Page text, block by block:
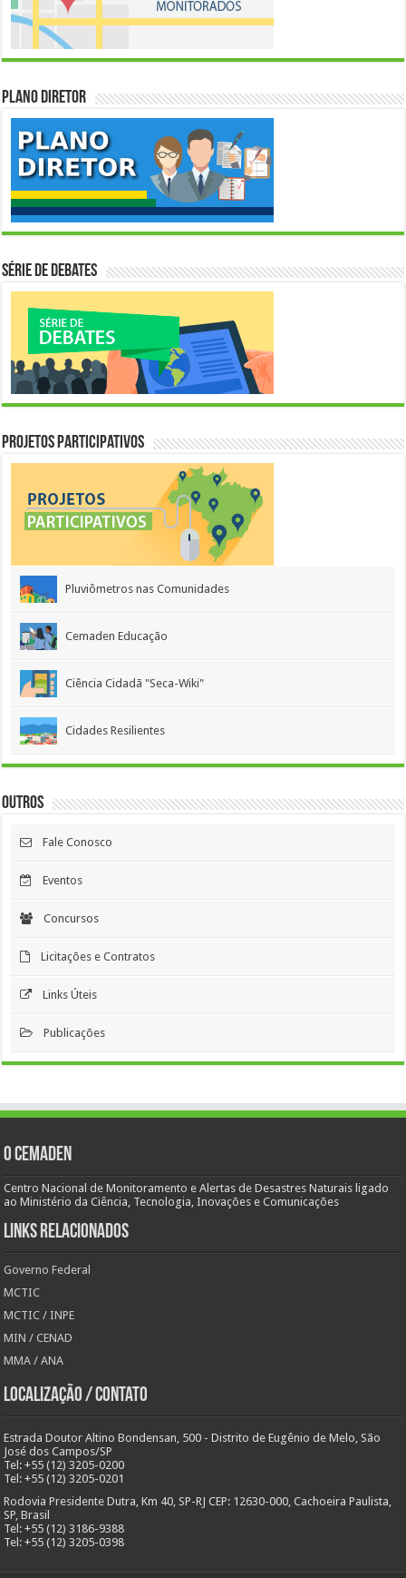
Plano Diretor
Série de Debates
Projetos Participativos
Pluviômetros nas Comunidades
Cemaden Educação
Ciência Cidadã "Seca-Wiki"
Cidades Resilientes
Outros
Fale Conosco
Eventos
Concursos
Licitações e Contratos
Links Úteis
Publicações
O Cemaden
Centro Nacional de Monitoramento e Alertas de Desastres Naturais ligado
ao Ministério da Ciência, Tecnologia, Inovações e Comunicações
Links Relacionados
Governo Federal
MCTIC
MCTIC / INPE
MIN / CENAD
MMA / ANA
Localização / Contato
Estrada Doutor Altino Bondensan, 500 - Distrito de Eugênio de Melo, São
José dos Campos/SP
Tel: +55 (12) 3205-0200
Tel: +55 (12) 3205-0201
Rodovia Presidente Dutra, Km 40, SP-RJ CEP: 12630-000, Cachoeira Paulista,
SP, Brasil
Tel: +55 (12) 3186-9388
Tel: +55 (12) 3205-0398